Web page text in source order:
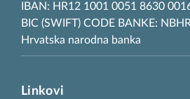
IBAN: HR12 1001 0051 8630
BIC (SWIFT) CODE BANKE:
Hrvatska narodna banka
Linkovi